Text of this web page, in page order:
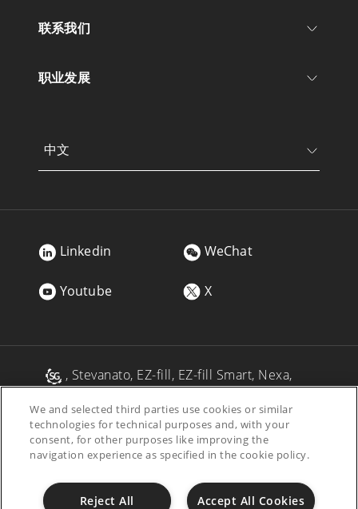
联系我们
职业发展
中文
Linkedin WeChat
Youtube X
, Stevanato, EZ-fill, EZ-fill Smart, Nexa,
Group及/或其附属公司在一个或多个司法管
辖区内的注册商标。
Accessibility 道德准则
Privacy Policy
We and selected third parties use cookies or similar
technologies for technical purposes and, with your
consent, for other purposes like improving the
navigation experience as specified in the cookie policy.
Accept All Cookies
Reject All